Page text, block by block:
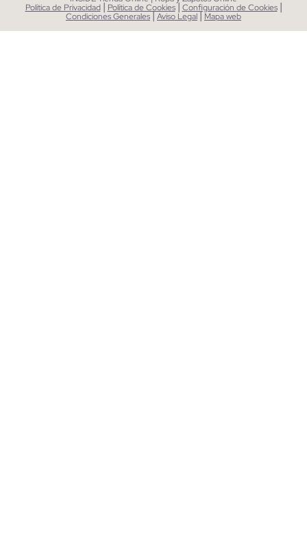
Política de Privacidad | Política de Cookies| Configuración de Cookies |
Condiciones Generales|Aviso Legal| Mapa web